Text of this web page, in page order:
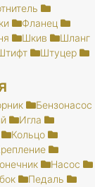
Фланец
Шкив
Шланг
Штуцер
Бензонасос
Игла
Кольцо
Насос
Педаль